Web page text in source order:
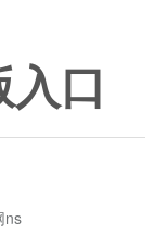
口
ns